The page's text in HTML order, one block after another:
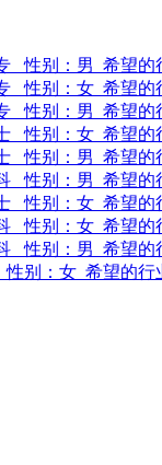
性别： 男 希望的
性别： 女 希望的
性别： 男 希望的
性别： 女 希望的
性别： 男 希望的
性别： 男 希望的
性别： 女 希望的
性别： 女 希望的
性别： 男 希望的
性别： 女 希望的行